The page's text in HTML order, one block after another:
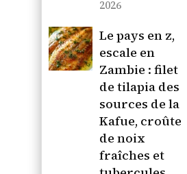
2026
Le pays en z,
escale en
Zambie : filet
de tilapia des
sources de la
Kafue, croûte
de noix
fraîches et